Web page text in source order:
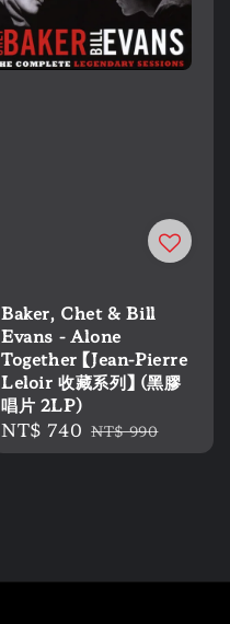
Baker, Chet & Bill
Evans - Alone
Together 【Jean-Pierre
Leloir 收藏系列】 (黑膠
唱片 2LP)
Sale
price
NT$ 740 Regular
price
NT$ 990